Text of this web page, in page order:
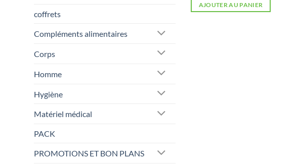
coffrets
Compléments alimentaires
Corps
Homme
Hygiène
Matériel médical
PACK
PROMOTIONS ET BON PLANS
AJOUTER AU PANIER